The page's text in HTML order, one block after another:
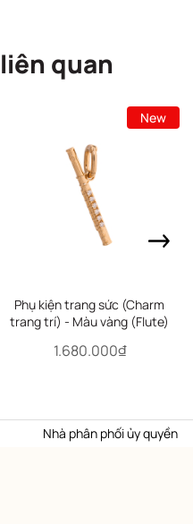
quan
New
Phụ kiện trang sức (Charm
trang trí) - Màu vàng (Flute)
1.680.000₫
Nhà phân phối ủy quyền